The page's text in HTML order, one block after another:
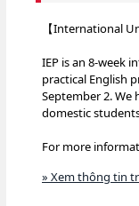
【International
IEP is an 8-week
practical English
September 2. We
domestic
For more
» Xem thông tin